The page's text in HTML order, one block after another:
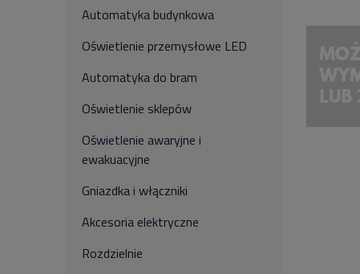
Automatyka budynkowa
Oświetlenie przemysłowe LED
Automatyka do bram
Oświetlenie sklepów
Oświetlenie awaryjne i
ewakuacyjne
Gniazdka i włączniki
Akcesoria elektryczne
Rozdzielnie